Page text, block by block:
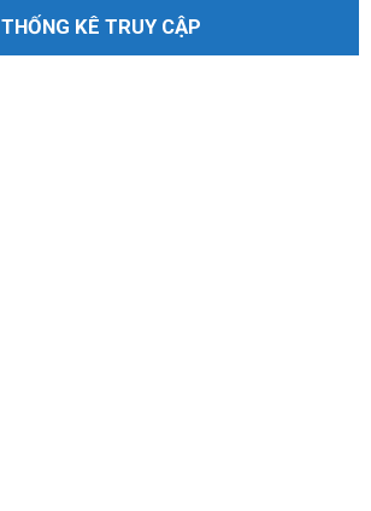
THỐNG KÊ TRUY CẬP